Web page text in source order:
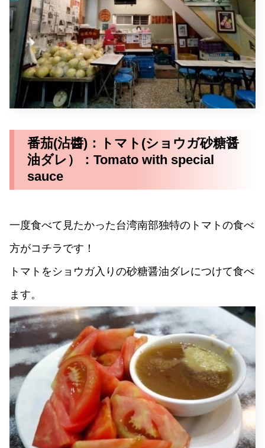
番茄(沾醬)：トマト(ショウガ砂糖醤
油ダレ）：Tomato with special
sauce
一度食べて見たかった台湾南部独特のトマトの食べ
方がコチラです！
トマトをショウガ入りの砂糖醤油ダレにつけて食べ
ます。